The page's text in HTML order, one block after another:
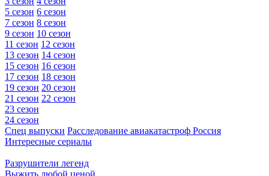
5 сезон 6 сезон
7 сезон 8 сезон
9 сезон 10 сезон
11 сезон 12 сезон
13 сезон 14 сезон
15 сезон 16 сезон
17 сезон 18 сезон
19 сезон 20 сезон
21 сезон 22 сезон
23 сезон
24 сезон
Спец выпуски Расследование авиакатастроф Россия
Интересные сериалы
Разрушители легенд
Выжить любой ценой